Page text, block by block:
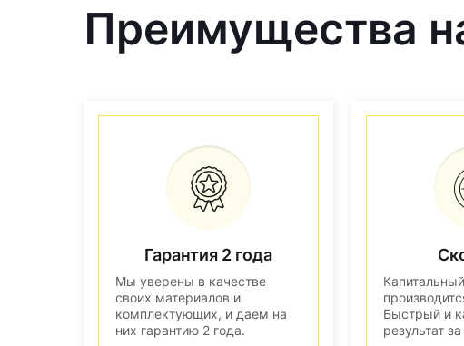
Преимущества
Гарантия 2 года
Мы уверены в качестве
своих материалов и
комплектующих, и даем на
них гарантию 2 года.
Быстрый и
результат